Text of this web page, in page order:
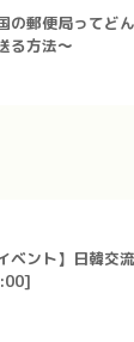
の郵便局ってど
る方法～
ベント】日韓交